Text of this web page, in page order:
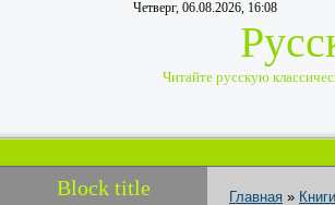
Четверг, 06.08.2026, 16:08
Читайте русскую
Block title Главная » Книги